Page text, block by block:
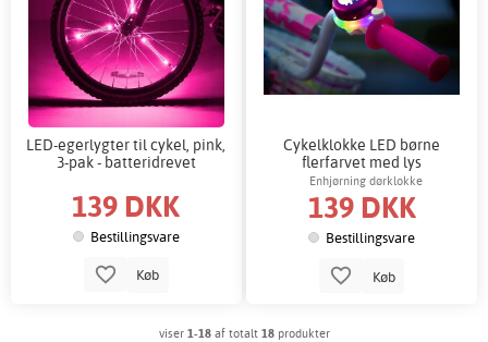
LED-egerlygter til cykel, pink,
3-pak - batteridrevet
139 DKK
Bestillingsvare
Køb
Cykelklokke LED børne
flerfarvet med lys
Enhjørning dørklokke
139 DKK
Bestillingsvare
Køb
viser 1-18af totalt 18produkter